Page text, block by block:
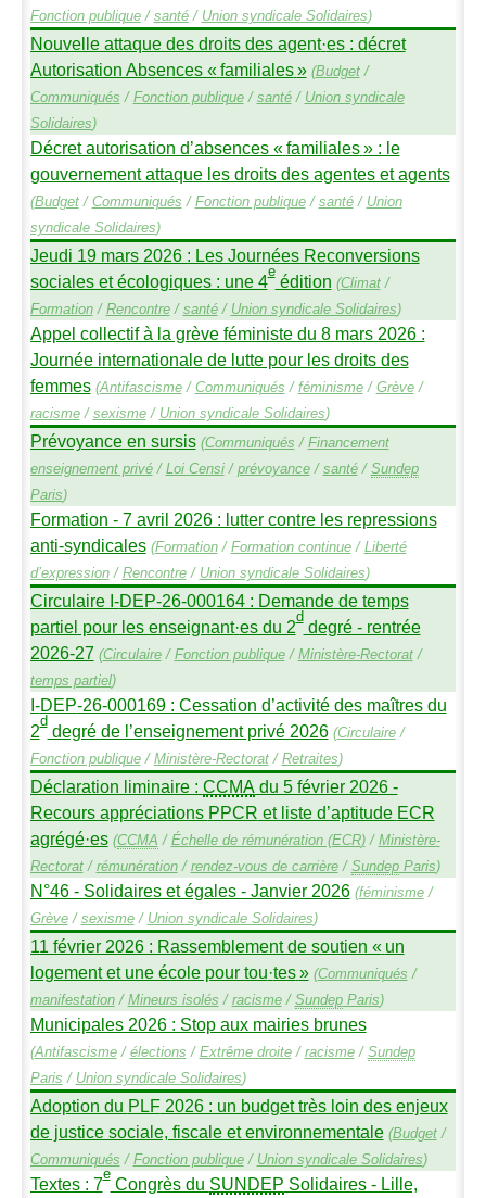
Fonction publique/ santé/ Union syndicale Solidaires)
Nouvelle attaque des droits des agent·es : décret
Autorisation Absences « familiales» (Budget/
Communiqués / Fonction publique/ santé/ Union syndicale
Solidaires)
Décret autorisation d’absences «familiales» : le
gouvernement attaque les droits des agentes et agents
(Budget/ Communiqués / Fonction publique/ santé/ Union
syndicale Solidaires)
Jeudi 19 mars 2026 : Les Journées Reconversions
sociales et écologiques : une 4eédition (Climat/
Formation/ Rencontre/ santé/ Union syndicale Solidaires)
Appel collectif à la grève féministe du 8 mars 2026 :
Journée internationale de lutte pour les droits des
femmes (Antifascisme/ Communiqués / féminisme/ Grève/
racisme/ sexisme/ Union syndicale Solidaires)
Prévoyance en sursis (Communiqués / Financement
enseignement privé/ Loi Censi/ prévoyance/ santé/ Sundep
Paris)
Formation - 7 avril 2026 : lutter contre les repressions
anti-syndicales (Formation/ Formation continue/ Liberté
d’expression/ Rencontre/ Union syndicale Solidaires)
Circulaire I-DEP-26-000164 : Demande de temps
partiel pour les enseignant·es du 2ddegré - rentrée
2026-27 (Circulaire/ Fonction publique/ Ministère-Rectorat/
temps partiel)
I-DEP-26-000169 : Cessation d’activité des maîtres du
2ddegré de l’enseignement privé 2026 (Circulaire/
Fonction publique/ Ministère-Rectorat/ Retraites)
Déclaration liminaire : CCMA du 5 février 2026 -
Recours appréciations PPCR et liste d’aptitude ECR
agrégé·es (CCMA / Échelle de rémunération (ECR)/ Ministère-
Rectorat/ rémunération/ rendez-vous de carrière/ SundepParis)
N°46 - Solidaires et égales - Janvier 2026 (féminisme/
Grève/ sexisme/ Union syndicale Solidaires)
11 février 2026 : Rassemblement de soutien « un
logement et une école pour tou·tes» (Communiqués /
manifestation/ Mineurs isolés / racisme/ SundepParis)
Municipales 2026 : Stop aux mairies brunes
(Antifascisme/ élections / Extrême droite/ racisme/ Sundep
Paris / Union syndicale Solidaires)
Adoption du PLF2026 : un budget très loin des enjeux
de justice sociale, fiscale et environnementale (Budget/
Communiqués / Fonction publique/ Union syndicale Solidaires)
Textes : 7eCongrès du SUNDEP Solidaires - Lille,